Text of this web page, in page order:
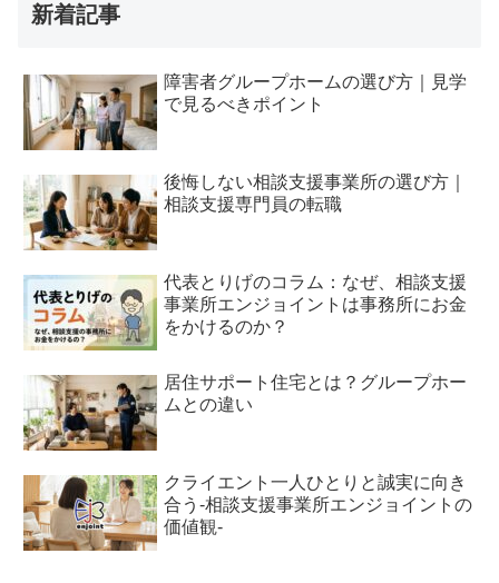
新着記事
障害者グループホームの選び方｜見学
で見るべきポイント
後悔しない相談支援事業所の選び方｜
相談支援専門員の転職
代表とりげのコラム：なぜ、相談支援
事業所エンジョイントは事務所にお金
をかけるのか？
居住サポート住宅とは？グループホー
ムとの違い
クライエント一人ひとりと誠実に向き
合う-相談支援事業所エンジョイントの
価値観-